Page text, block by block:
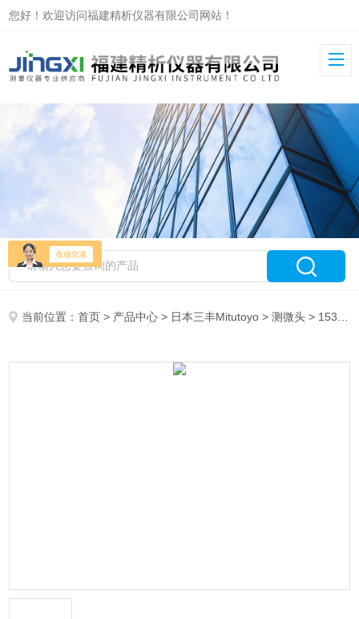
您好！欢迎访问福建精析仪器有限公司网站！
当前位置：首页 > 产品中心 > 日本三丰Mitutoyo >测微头 > 153系列精细分度值和高精度测微头日本三丰mitutoyo